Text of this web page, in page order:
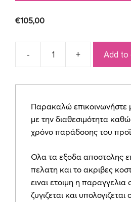
€105,00
Επάργυρα
γάμου
quantity
Add to
Παρακαλώ επικοινωνήστε
με την διαθεσιμότητα
χρόνο παράδοσης του
Ολα τα εξοδα αποστολης
πελατη και το ακριβες
ειναι ετοιμη η παραγγελια
ζυγιζεται και υπολογιζεται